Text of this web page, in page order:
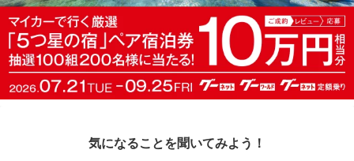
気になることを聞いてみよう！